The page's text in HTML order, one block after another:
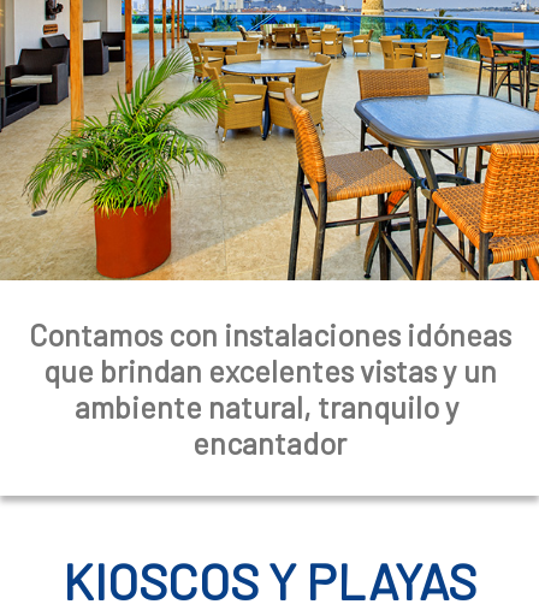
a
l
Contamos con instalaciones idóneas
que brindan excelentes vistas y un
ambiente natural, tranquilo y
encantador
KIOSCOS Y PLAYAS